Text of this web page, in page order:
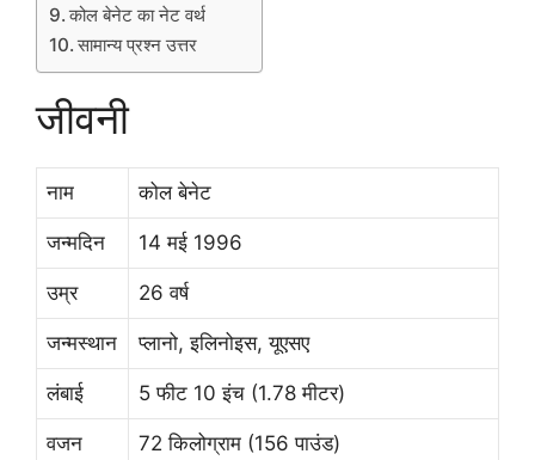
कोल बेनेट का नेट वर्थ
सामान्य प्रश्न उत्तर
जीवनी
नाम कोल बेनेट
जन्मदिन 14 मई 1996
उम्र 26 वर्ष
जन्मस्थान प्लानो, इलिनोइस, यूएसए
लंबाई 5 फीट 10 इंच (1.78 मीटर)
वजन 72 किलोग्राम (156 पाउंड)